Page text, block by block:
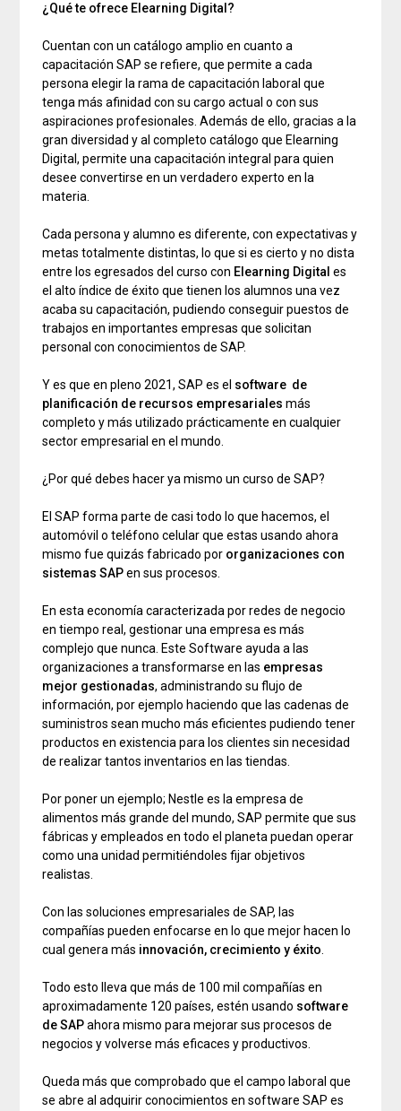
¿Qué te ofrece Elearning Digital?
Cuentan con un catálogo amplio en cuanto a
capacitación SAP se refiere, que permite a cada
persona elegir la rama de capacitación laboral que
tenga más afinidad con su cargo actual o con sus
aspiraciones profesionales. Además de ello, gracias a la
gran diversidad y al completo catálogo que Elearning
Digital, permite una capacitación integral para quien
desee convertirse en un verdadero experto en la
materia.
Cada persona y alumno es diferente, con expectativas y
metas totalmente distintas, lo que si es cierto y no dista
entre los egresados del curso con Elearning Digital es
el alto índice de éxito que tienen los alumnos una vez
acaba su capacitación, pudiendo conseguir puestos de
trabajos en importantes empresas que solicitan
personal con conocimientos de SAP.
Y es que en pleno 2021, SAP es el software de
planificación de recursos empresariales más
completo y más utilizado prácticamente en cualquier
sector empresarial en el mundo.
¿Por qué debes hacer ya mismo un curso de SAP?
El SAP forma parte de casi todo lo que hacemos, el
automóvil o teléfono celular que estas usando ahora
mismo fue quizás fabricado por organizaciones con
sistemas SAPen sus procesos.
En esta economía caracterizada por redes de negocio
en tiempo real, gestionar una empresa es más
complejo que nunca. Este Software ayuda a las
organizaciones a transformarse en las empresas
mejor gestionadas, administrando su flujo de
información, por ejemplo haciendo que las cadenas de
suministros sean mucho más eficientes pudiendo tener
productos en existencia para los clientes sin necesidad
de realizar tantos inventarios en las tiendas.
Por poner un ejemplo; Nestle es la empresa de
alimentos más grande del mundo, SAP permite que sus
fábricas y empleados en todo el planeta puedan operar
como una unidad permitiéndoles fijar objetivos
realistas.
Con las soluciones empresariales de SAP, las
compañías pueden enfocarse en lo que mejor hacen lo
cual genera más innovación, crecimiento y éxito
Todo esto lleva que más de 100 mil compañías en
aproximadamente 120 países, estén usando software
de SAPahora mismo para mejorar sus procesos de
negocios y volverse más eficaces y productivos.
Queda más que comprobado que el campo laboral que
se abre al adquirir conocimientos en software SAP es